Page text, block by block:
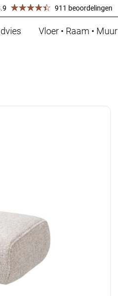
911 beoordelingen
Vloer • Raam • Muur